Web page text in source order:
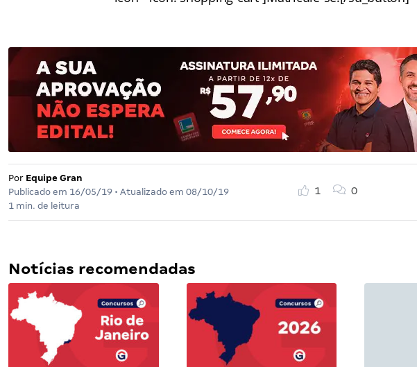
Por Equipe Gran
Publicado em 16/05/19• Atualizado em 08/10/19
1 min. de leitura
1 0
Notícias recomendadas